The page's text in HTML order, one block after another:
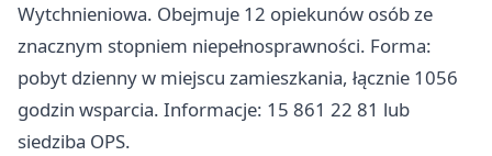
Wytchnieniowa. Obejmuje 12 opiekunów osób ze
znacznym stopniem niepełnosprawności. Forma:
pobyt dzienny w miejscu zamieszkania, łącznie 1056
godzin wsparcia. Informacje: 15 861 22 81 lub
siedziba OPS.